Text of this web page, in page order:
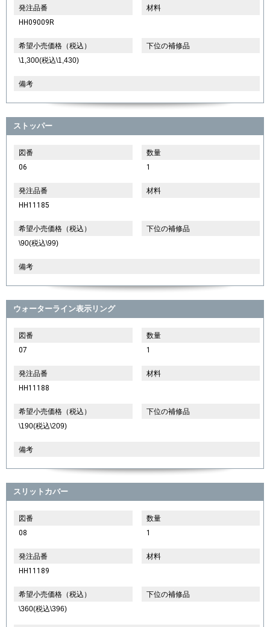
発注品番
HH09009R
材料
希望小売価格（税込）
\1,300(税込\1,430)
下位の補修品
備考
ストッパー
図番
06
数量
1
発注品番
HH11185
材料
希望小売価格（税込）
\90(税込\99)
下位の補修品
備考
ウォーターライン表示リング
図番
07
数量
1
発注品番
HH11188
材料
希望小売価格（税込）
\190(税込\209)
下位の補修品
備考
スリットカバー
図番
08
数量
1
発注品番
HH11189
材料
希望小売価格（税込）
\360(税込\396)
下位の補修品